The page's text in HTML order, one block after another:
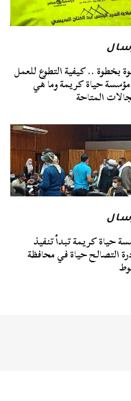
بخطوة .. كيفية التطوع للعمل
حياة كريمة وما هي
المتاحة
حياة كريمة تبدأ تنفيذ
التصالح حياة في محافظة